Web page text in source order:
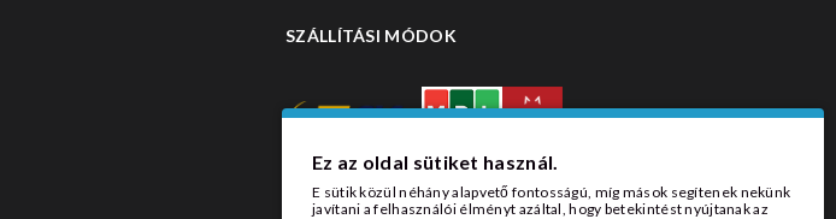
SZÁLLÍTÁSI MÓDOK
Ez az oldal sütiket használ.
E sütik közül néhány alapvető fontosságú, míg mások segítenek nekünk
javítani a felhasználói élményt azáltal, hogy betekintést nyújtanak az